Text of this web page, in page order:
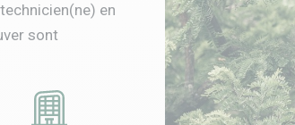
en
sont